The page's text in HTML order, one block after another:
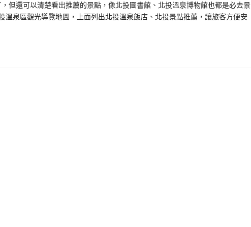
但還可以清楚看出推薦的景點，像北投圖書館、北投溫泉博物館也都是必去景
泉區觀光導覽地圖，上面列出北投溫泉飯店、北投景點推薦，讓旅客方便安